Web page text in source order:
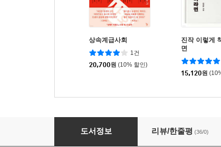
상속계급사회
1건
20,700원 (10% 할인)
진작 이렇게
면
15,120원
중독을 통제할 수 있다는 착각 (SUPER
도서정보 리뷰/한줄평 (36/0)